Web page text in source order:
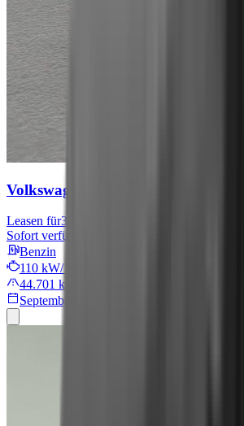
Volkswagen Tiguan
Leasen für301 € mtl.
Sofort verfügbar
Benzin
110 kW/149 PS
44.701 km
September 2024